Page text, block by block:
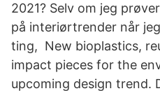
2021? Selv om jeg
på interiørtrender når
ting, New bioplastics,
impact pieces for the
upcoming design trend.